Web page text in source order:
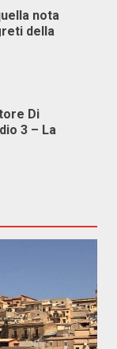
nota
della
Di
3 – La